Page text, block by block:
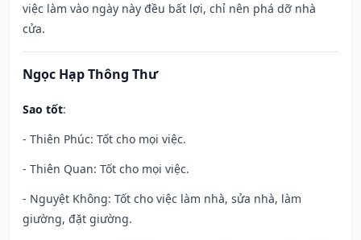
việc làm vào ngày này đều bất lợi, chỉ nên phá dỡ nhà
cửa.
Ngọc Hạp Thông Thư
Sao tốt:
- Thiên Phúc: Tốt cho mọi việc.
- Thiên Quan: Tốt cho mọi việc.
- Nguyệt Không: Tốt cho việc làm nhà, sửa nhà, làm
giường, đặt giường.